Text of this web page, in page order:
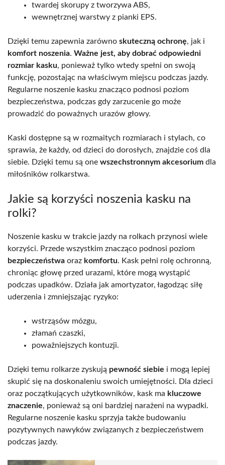
twardej skorupy z tworzywa ABS,
wewnętrznej warstwy z pianki EPS.
Dzięki temu zapewnia zarówno skuteczną ochronę, jak i
komfort noszenia. Ważne jest, aby dobrać odpowiedni
rozmiar kasku, ponieważ tylko wtedy spełni on swoją
funkcję, pozostając na właściwym miejscu podczas jazdy.
Regularne noszenie kasku znacząco podnosi poziom
bezpieczeństwa, podczas gdy zarzucenie go może
prowadzić do poważnych urazów głowy.
Kaski dostępne są w rozmaitych rozmiarach i stylach, co
sprawia, że każdy, od dzieci do dorosłych, znajdzie coś dla
siebie. Dzięki temu są one wszechstronnym akcesorium dla
miłośników rolkarstwa.
Jakie są korzyści noszenia kasku na
rolki?
Noszenie kasku w trakcie jazdy na rolkach przynosi wiele
korzyści. Przede wszystkim znacząco podnosi poziom
bezpieczeństwa oraz komfortu. Kask pełni rolę ochronną,
chroniąc głowę przed urazami, które mogą wystąpić
podczas upadków. Działa jak amortyzator, łagodząc siłę
uderzenia i zmniejszając ryzyko:
wstrząsów mózgu,
złamań czaszki,
poważniejszych kontuzji.
Dzięki temu rolkarze zyskują pewność siebie i mogą lepiej
skupić się na doskonaleniu swoich umiejętności. Dla dzieci
oraz początkujących użytkowników, kask ma kluczowe
znaczenie, ponieważ są oni bardziej narażeni na wypadki.
Regularne noszenie kasku sprzyja także budowaniu
pozytywnych nawyków związanych z bezpieczeństwem
podczas jazdy.